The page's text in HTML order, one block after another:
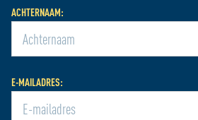
ACHTERNAAM:
E-MAILADRES: